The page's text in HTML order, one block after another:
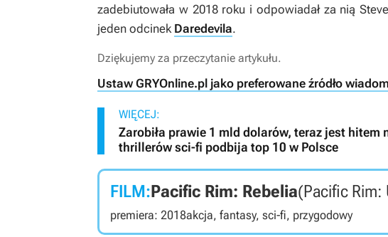
zadebiutowała w 2018 roku i odpowiadał za nią
jeden odcinek Daredevila.
Dziękujemy za przeczytanie artykułu.
Ustaw GRYOnline.pl jako preferowane źródło
WIĘCEJ:
Zarobiła prawie 1 mld dolarów, teraz jest hitem
thrillerów sci-fi podbija top 10 w Polsce
FILM:Pacific Rim: Rebelia(Pacific Rim:
premiera: 2018akcja, fantasy, sci-fi, przygodowy